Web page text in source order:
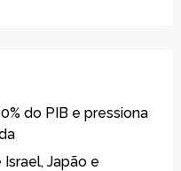
do PIB e pressiona
Japão e